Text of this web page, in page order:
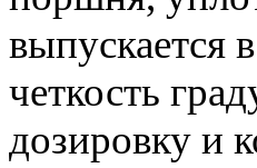
выпускается
четкость
дозировку и